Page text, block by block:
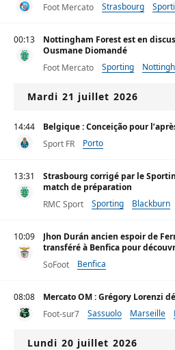
Foot Mercato
Strasbourg
00:13
Nottingham Forest est en
Ousmane Diomandé
Foot Mercato
Sporting
Mardi 21 juillet 2026
14:44
Belgique : Conceição pour
Sport FR
Porto
13:31
Strasbourg corrigé par le
match de préparation
RMC Sport
Sporting Blackburn
10:09
Jhon Durán ancien espoir de
transféré à Benfica pour
SoFoot
Benfica
08:08
Mercato OM : Grégory Lorenzi
Foot-sur7
Sassuolo Marseille
Lundi 20 juillet 2026